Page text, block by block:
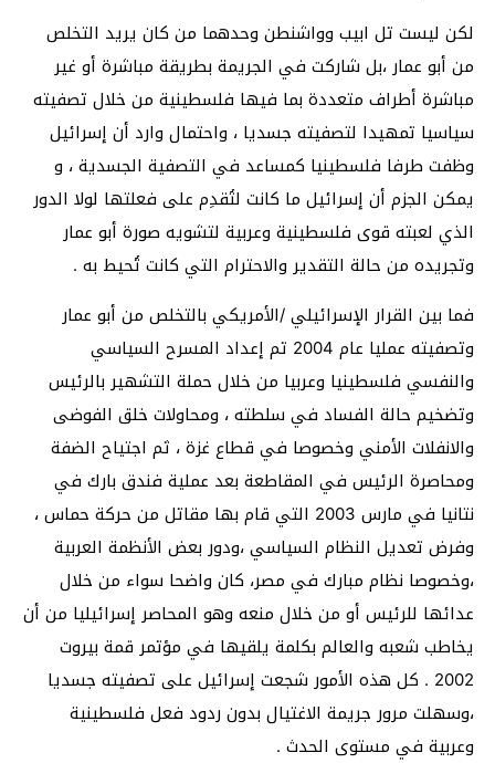
لكن ليست تل ابيب وواشنطن وحدهما من كان يريد التخلص
من أبو عمار ،بل شاركت في الجريمة بطريقة مباشرة أو غير
مباشرة أطراف متعددة بما فيها فلسطينية من خلال تصفيته
سياسيا تمهيدا لتصفيته جسديا ، واحتمال وارد أن إسرائيل
وظفت طرفا فلسطينيا كمساعد في التصفية الجسدية ، و
يمكن الجزم أن إسرائيل ما كانت لتُقدِم على فعلتها لولا الدور
الذي لعبته قوى فلسطينية وعربية لتشويه صورة أبو عمار
وتجريده من حالة التقدير والاحترام التي كانت تُحيط به .
فما بين القرار الإسرائيلي /الأمريكي بالتخلص من أبو عمار
وتصفيته عمليا عام 2004 تم إعداد المسرح السياسي
والنفسي فلسطينيا وعربيا من خلال حملة التشهير بالرئيس
وتضخيم حالة الفساد في سلطته ، ومحاولات خلق الفوضى
والانفلات الأمني وخصوصا في قطاع غزة ، ثم اجتياح الضفة
ومحاصرة الرئيس في المقاطعة بعد عملية فندق بارك في
نتانيا في مارس 2003 التي قام بها مقاتل من حركة حماس ،
وفرض تعديل النظام السياسي ،ودور بعض الأنظمة العربية
،وخصوصا نظام مبارك في مصر، كان واضحا سواء من خلال
عدائها للرئيس أو من خلال منعه وهو المحاصر إسرائيليا من أن
يخاطب شعبه والعالم بكلمة يلقيها في مؤتمر قمة بيروت
2002 . كل هذه الأمور شجعت إسرائيل على تصفيته جسديا
،وسهلت مرور جريمة الاغتيال بدون ردود فعل فلسطينية
وعربية في مستوى الحدث .